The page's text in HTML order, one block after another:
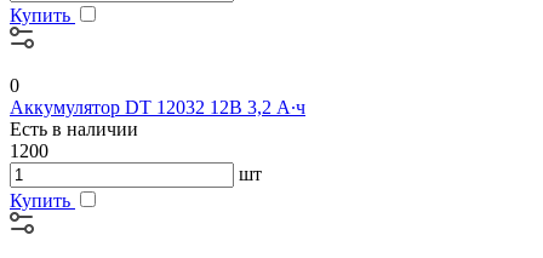
Купить
0
Аккумулятор DT 12032 12В 3,2 А∙ч
Есть в наличии
1200
шт
Купить